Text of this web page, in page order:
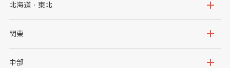
北海道・東北
北海道
岩手県
関東
茨城県
中部